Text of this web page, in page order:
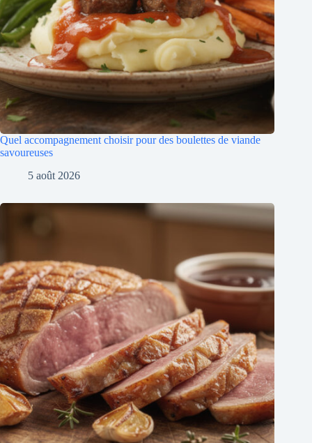
Quel accompagnement choisir pour des boulettes de viande
savoureuses
5 août 2026